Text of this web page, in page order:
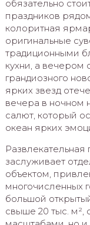
обязательно
праздников
колоритная
оригинальные
традиционными
кухни, а вечером
грандиозного
ярких звезд
вечера в ночном
салют, который
океан ярких
заслуживает
объектом,
многочисленных
большой
свыше 20 тыс. м²,